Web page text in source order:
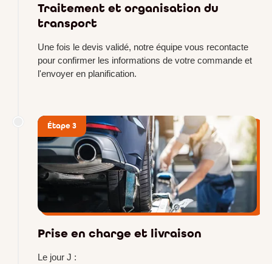
Traitement et organisation du
transport
Une fois le devis validé, notre équipe vous recontacte
pour confirmer les informations de votre commande et
l'envoyer en planification.
Étape 3
Prise en charge et livraison
Le jour J :